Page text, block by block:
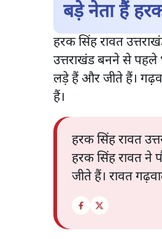
बड़े नेता हैं
हरक सिंह रावत
उत्तराखंड बनने से पहले
लड़े हैं और जीते हैं।
हैं।
हरक सिंह रावत
हरक सिंह रावत ने
जीते हैं। रावत